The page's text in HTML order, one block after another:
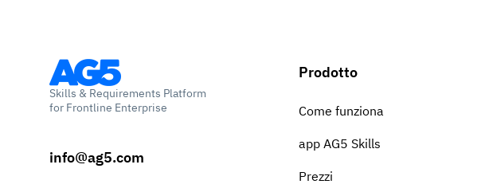
Skills & Requirements Platform
for Frontline Enterprise
info@ag5.com
Prodotto
Come funziona
app AG5 Skills
Prezzi